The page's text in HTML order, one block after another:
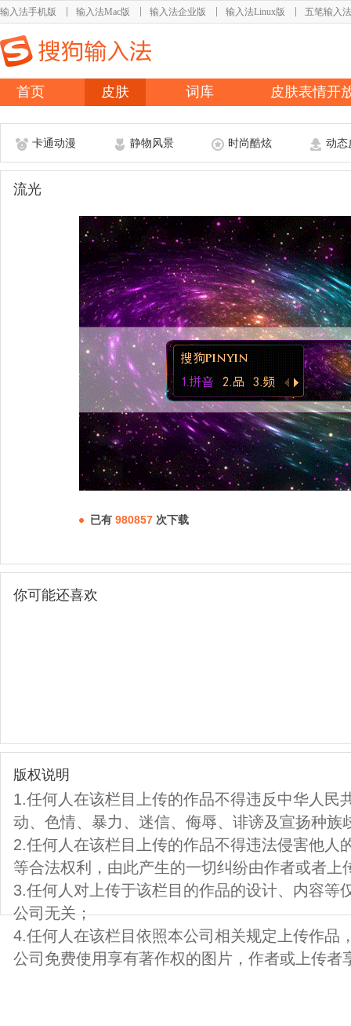
输入法手机版 输入法Mac版 输入法企业版 输入法Linux版 五笔输入法
首页 皮肤 词库 皮肤表情开
卡通动漫 静物风景 时尚酷炫 动态
流光
已有 980857 次下载
你可能还喜欢
版权说明
1.任何人在该栏目上传的作品不得违反中华人民
动、色情、暴力、迷信、侮辱、诽谤及宣扬种族
2.任何人在该栏目上传的作品不得违法侵害他人
等合法权利，由此产生的一切纠纷由作者或者上
3.任何人对上传于该栏目的作品的设计、内容等
公司无关；
4.任何人在该栏目依照本公司相关规定上传作品
公司免费使用享有著作权的图片，作者或上传者